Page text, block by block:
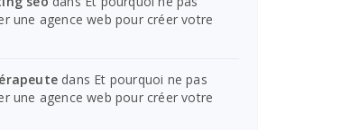
une agence web pour créer votre
dans Et pourquoi ne pas
une agence web pour créer votre